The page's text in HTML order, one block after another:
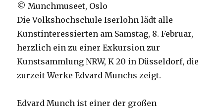
© Munchmuseet, Oslo
Die Volkshochschule Iserlohn lädt alle
Kunstinteressierten am Samstag, 8. Februar,
herzlich ein zu einer Exkursion zur
Kunstsammlung NRW, K 20 in Düsseldorf, die
zurzeit Werke Edvard Munchs zeigt.
Edvard Munch ist einer der großen